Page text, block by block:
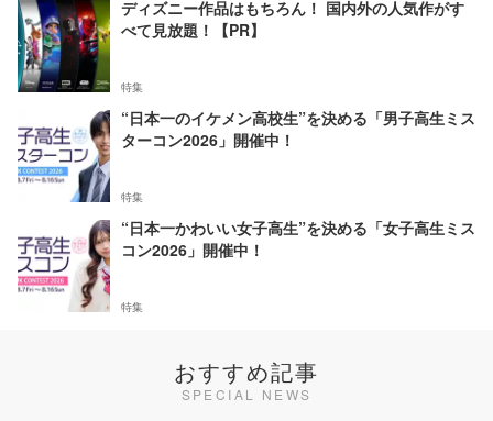
ディズニー作品はもちろん！ 国内外の人気作がす
べて見放題！【PR】
特集
“日本一のイケメン高校生”を決める「男子高生ミス
ターコン2026」開催中！
特集
“日本一かわいい女子高生”を決める「女子高生ミス
コン2026」開催中！
特集
おすすめ記事
SPECIAL NEWS